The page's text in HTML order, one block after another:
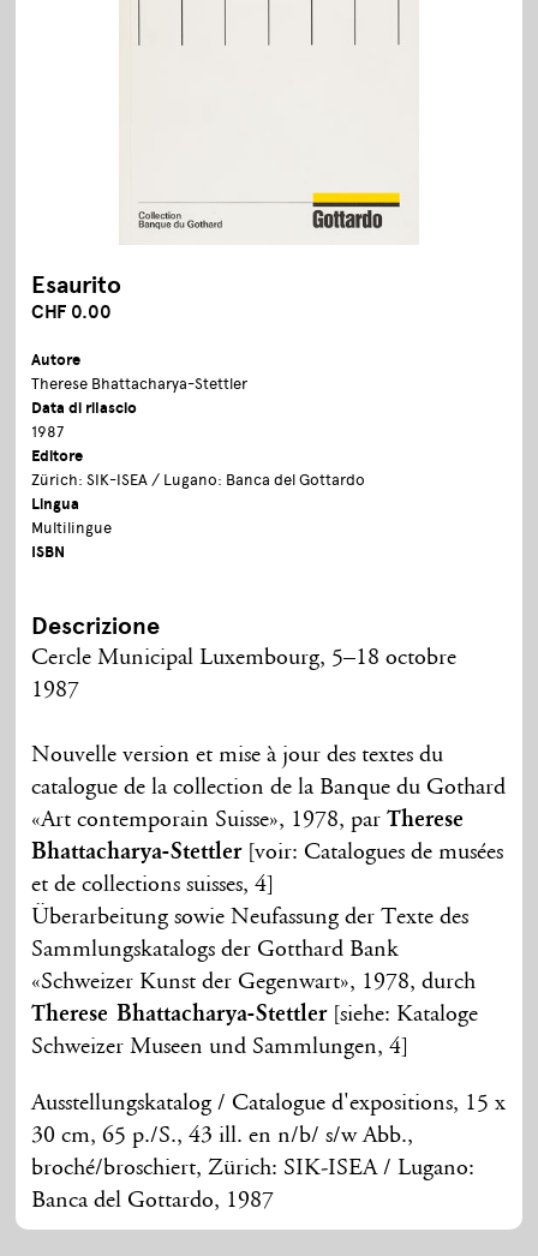
Esaurito
CHF 0.00
Autore
Therese Bhattacharya-Stettler
Data di rilascio
1987
Editore
Zürich: SIK-ISEA / Lugano: Banca del Gottardo
Lingua
Multilingue
ISBN
Descrizione
Cercle Municipal Luxembourg, 5–18 octobre
1987
Nouvelle version et mise à jour des textes du
catalogue de la collection de la Banque du Gothard
«Art contemporain Suisse», 1978, parTherese
Bhattacharya-Stettler[voir: Catalogues de musées
et de collections suisses, 4]
Überarbeitung sowie Neufassung der Texte des
Sammlungskatalogs der Gotthard Bank
«Schweizer Kunst der Gegenwart», 1978, durch
Therese Bhattacharya-Stettler[siehe: Kataloge
Schweizer Museen und Sammlungen, 4]
Ausstellungskatalog / Catalogue d'expositions, 15 x
30 cm, 65 p./S., 43 ill. en n/b/ s/w Abb.,
broché/broschiert, Zürich: SIK-ISEA / Lugano:
Banca del Gottardo, 1987